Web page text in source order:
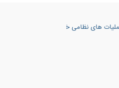
های نظامی خارجی